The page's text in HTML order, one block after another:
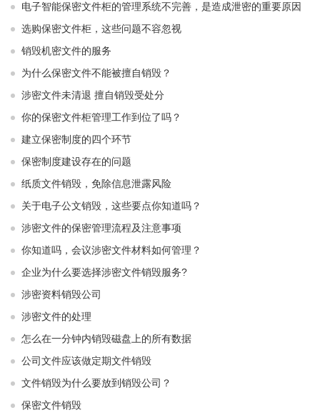
电子智能保密文件柜的管理系统不完善，是造成泄密的重要原因
选购保密文件柜，这些问题不容忽视
销毁机密文件的服务
为什么保密文件不能被擅自销毁？
涉密文件未清退 擅自销毁受处分
你的保密文件柜管理工作到位了吗？
建立保密制度的四个环节
保密制度建设存在的问题
纸质文件销毁，免除信息泄露风险
关于电子公文销毁，这些要点你知道吗？
涉密文件的保密管理流程及注意事项
你知道吗，会议涉密文件材料如何管理？
企业为什么要选择涉密文件销毁服务?
涉密资料销毁公司
涉密文件的处理
怎么在一分钟内销毁磁盘上的所有数据
公司文件应该做定期文件销毁
文件销毁为什么要放到销毁公司？
保密文件销毁